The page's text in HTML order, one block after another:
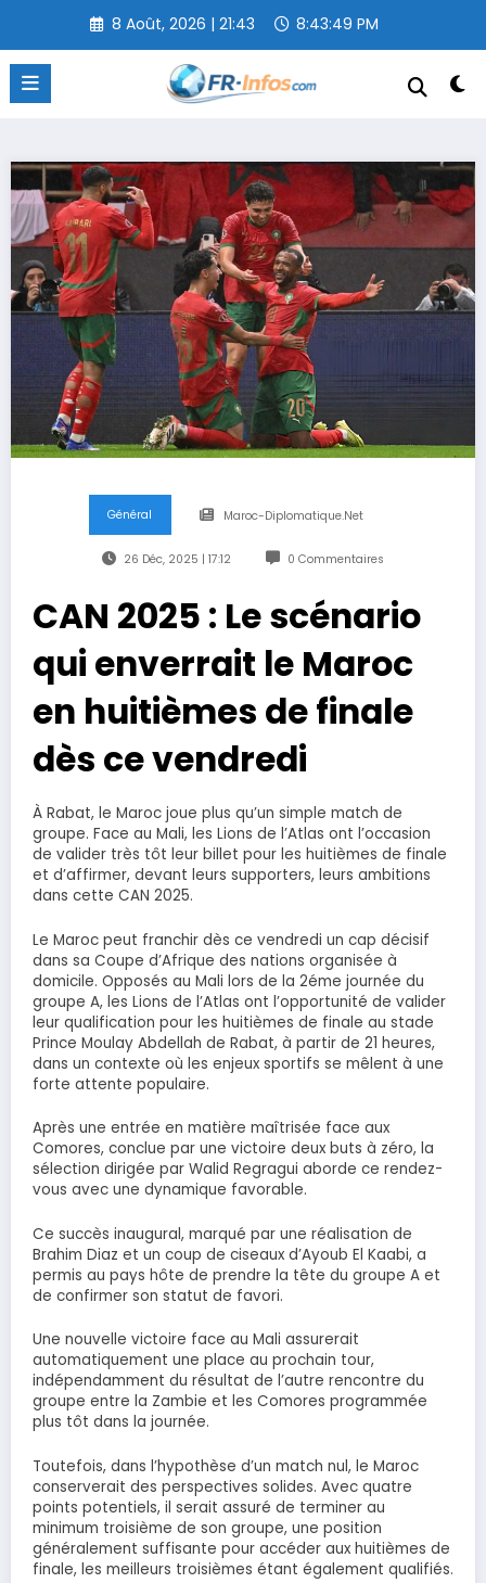
contenu
8 Août, 2026 | 21:43 8:43:49 PM
Général Maroc-Diplomatique.net
26 Déc, 2025 | 17:12 0 Commentaires
CAN 2025 : Le scénario
qui enverrait le Maroc
en huitièmes de finale
dès ce vendredi
À Rabat, le Maroc joue plus qu’un simple match de
groupe. Face au Mali, les Lions de l’Atlas ont l’occasion
de valider très tôt leur billet pour les huitièmes de finale
et d’affirmer, devant leurs supporters, leurs ambitions
dans cette CAN 2025.
Le Maroc peut franchir dès ce vendredi un cap décisif
dans sa Coupe d’Afrique des nations organisée à
domicile. Opposés au Mali lors de la 2éme journée du
groupe A, les Lions de l’Atlas ont l’opportunité de valider
leur qualification pour les huitièmes de finale au stade
Prince Moulay Abdellah de Rabat, à partir de 21 heures,
dans un contexte où les enjeux sportifs se mêlent à une
forte attente populaire.
Après une entrée en matière maîtrisée face aux
Comores, conclue par une victoire deux buts à zéro, la
sélection dirigée par Walid Regragui aborde ce rendez-
vous avec une dynamique favorable.
Ce succès inaugural, marqué par une réalisation de
Brahim Diaz et un coup de ciseaux d’Ayoub El Kaabi, a
permis au pays hôte de prendre la tête du groupe A et
de confirmer son statut de favori.
Une nouvelle victoire face au Mali assurerait
automatiquement une place au prochain tour,
indépendamment du résultat de l’autre rencontre du
groupe entre la Zambie et les Comores programmée
plus tôt dans la journée.
Toutefois, dans l’hypothèse d’un match nul, le Maroc
conserverait des perspectives solides. Avec quatre
points potentiels, il serait assuré de terminer au
minimum troisième de son groupe, une position
généralement suffisante pour accéder aux huitièmes de
finale, les meilleurs troisièmes étant également qualifiés.